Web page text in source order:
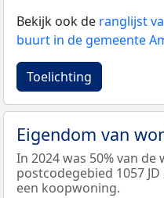
Bekijk ook de ranglijst
buurt in de gemeente
Toelichting
Eigendom van
In 2024 was 50% van
postcodegebied 1057
een koopwoning.